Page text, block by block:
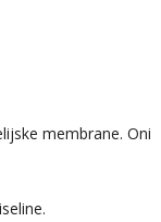
membrane. Oni